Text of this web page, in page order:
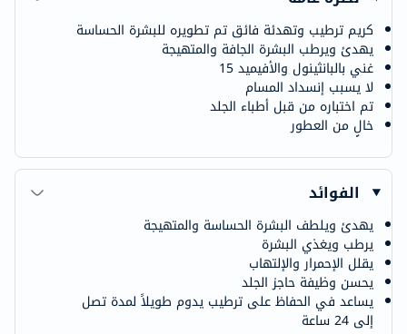
كريم ترطيب وتهدئة فائق تم تطويره للبشرة الحساسة
يهدئ ويرطب البشرة الجافة والمتهيجة
غني بالبانثينول والأفيميد 15
لا يسبب إنسداد المسام
تم اختباره من قبل أطباء الجلد
خالٍ من العطور
الفوائد
يهدئ ويلطف البشرة الحساسة والمتهيجة
يرطب ويغذي البشرة
يقلل الإحمرار والإلتهاب
يحسن وظيفة حاجز الجلد
يساعد في الحفاظ على ترطيب يدوم طويلاً لمدة تصل
إلى 24 ساعة